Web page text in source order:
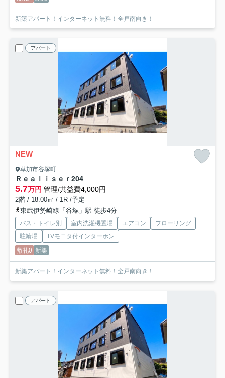
新築アパート！インターネット無料！全戸南向き！
アパート
NEW
草加市谷塚町
Ｒｅａｌｉｓｅｒ 204
5.7万円 管理/共益費4,000円
2階 / 18.00㎡ / 1R /予定
東武伊勢崎線「谷塚」駅 徒歩4分
バス・トイレ別 室内洗濯機置場 エアコン
フローリング
駐輪場
TVモニタ付インターホン
敷礼0 新築
新築アパート！インターネット無料！全戸南向き！
アパート